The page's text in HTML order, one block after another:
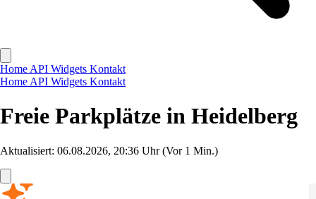
Home API Widgets Kontakt
Home API Widgets Kontakt
Freie Parkplätze in Heidelberg
Aktualisiert: 06.08.2026, 20:36 Uhr(Vor 1 Min.)